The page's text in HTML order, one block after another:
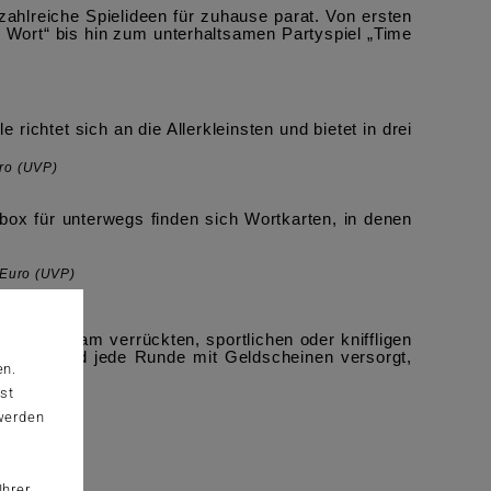
Spielideen für zuhause parat. Von ersten
bis hin zum unterhaltsamen Partyspiel „Time
richtet sich an die Allerkleinsten und bietet in drei
(UVP)
für unterwegs finden sich Wortkarten, in denen
(UVP)
das Team verrückten, sportlichen oder kniffligen
wird jede Runde mit Geldscheinen versorgt,